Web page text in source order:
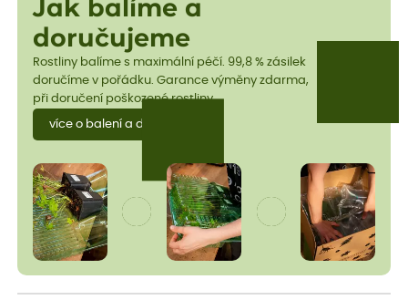
Jak balíme a
doručujeme
Rostliny balíme s maximální péčí. 99,8 % zásilek
doručíme v pořádku. Garance výměny zdarma,
při doručení poškozené rostliny.
více o balení a dopravě